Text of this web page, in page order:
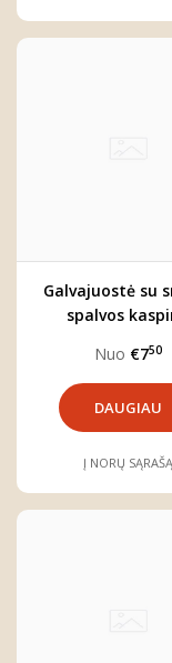
Galvajuostė su
spalvos
Nuo €750
DAUGIAU
Į NORŲ SĄRAŠĄ